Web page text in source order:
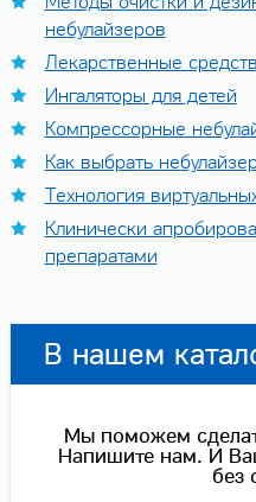
небулайзеров
Лекарственные
Ингаляторы для детей
Компрессорные
Как выбрать
Технология
Клинически
препаратами
В нашем
Мы поможем
Напишите нам. И
без